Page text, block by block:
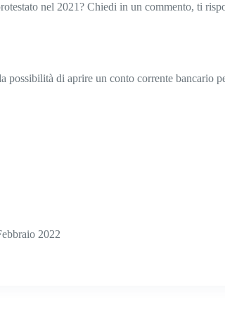
nel 2021? Chiedi in un commento, ti
possibilità di aprire un conto corrente bancario
2022